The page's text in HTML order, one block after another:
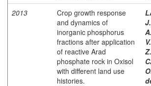
2013
Crop growth response
and dynamics of
inorganic phosphorus
fractions after application
of reactive Arad
phosphate rock in Oxisol
with different land use
histories.
J.